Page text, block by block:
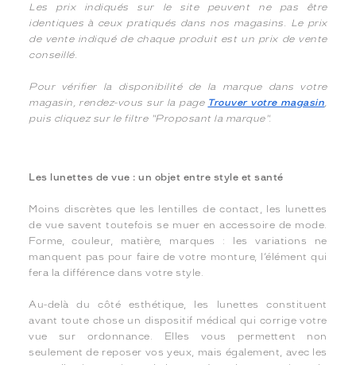
Les prix indiqués sur le site peuvent ne pas être
identiques à ceux pratiqués dans nos magasins. Le prix
de vente indiqué de chaque produit est un prix de vente
conseillé.
Pour vérifier la disponibilité de la marque dans votre
magasin, rendez-vous sur la page Trouver votre magasin
puis cliquez sur le filtre "Proposant la marque".
Les lunettes de vue : un objet entre style et santé
Moins discrètes que les lentilles de contact, les lunettes
de vue savent toutefois se muer en accessoire de mode.
Forme, couleur, matière, marques : les variations ne
manquent pas pour faire de votre monture, l’élément qui
fera la différence dans votre style.
Au-delà du côté esthétique, les lunettes constituent
avant toute chose un dispositif médical qui corrige votre
vue sur ordonnance. Elles vous permettent non
seulement de reposer vos yeux, mais également, avec les